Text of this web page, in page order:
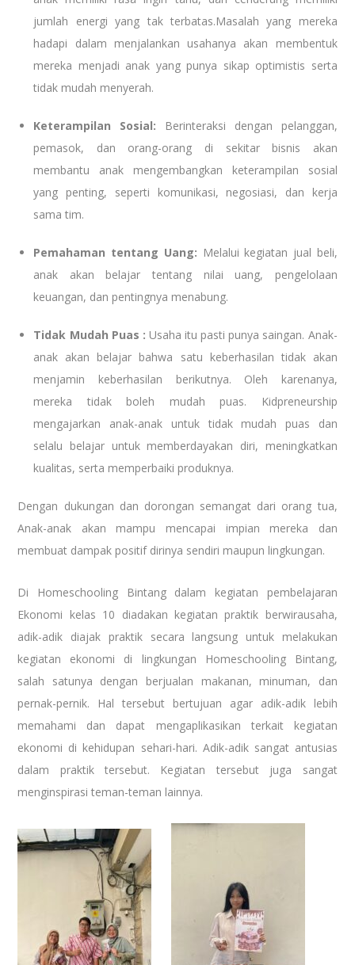
jumlah energi yang tak terbatas.Masalah yang mereka
hadapi dalam menjalankan usahanya akan membentuk
mereka menjadi anak yang punya sikap optimistis serta
tidak mudah menyerah.
Keterampilan Sosial: Berinteraksi dengan pelanggan,
pemasok, dan orang-orang di sekitar bisnis akan
membantu anak mengembangkan keterampilan sosial
yang penting, seperti komunikasi, negosiasi, dan kerja
sama tim.
Pemahaman tentang Uang: Melalui kegiatan jual beli,
anak akan belajar tentang nilai uang, pengelolaan
keuangan, dan pentingnya menabung.
Tidak Mudah Puas : Usaha itu pasti punya saingan. Anak-
anak akan belajar bahwa satu keberhasilan tidak akan
menjamin keberhasilan berikutnya. Oleh karenanya,
mereka tidak boleh mudah puas. Kidpreneurship
mengajarkan anak-anak untuk tidak mudah puas dan
selalu belajar untuk memberdayakan diri, meningkatkan
kualitas, serta memperbaiki produknya.
Dengan dukungan dan dorongan semangat dari orang tua,
Anak-anak akan mampu mencapai impian mereka dan
membuat dampak positif dirinya sendiri maupun lingkungan.
Di Homeschooling Bintang dalam kegiatan pembelajaran
Ekonomi kelas 10 diadakan kegiatan praktik berwirausaha,
adik-adik diajak praktik secara langsung untuk melakukan
kegiatan ekonomi di lingkungan Homeschooling Bintang,
salah satunya dengan berjualan makanan, minuman, dan
pernak-pernik. Hal tersebut bertujuan agar adik-adik lebih
memahami dan dapat mengaplikasikan terkait kegiatan
ekonomi di kehidupan sehari-hari. Adik-adik sangat antusias
dalam praktik tersebut. Kegiatan tersebut juga sangat
menginspirasi teman-teman lainnya.